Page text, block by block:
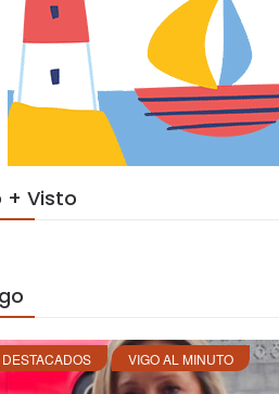
+ Visto
DESTACADOS VIGO AL MINUTO